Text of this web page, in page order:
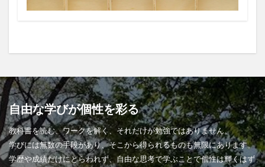
自由な学びが個性を彩る
教科書を読む、ワークを解く、それだけが勉強ではありません。
学びには無数の手段があり、そこから得られるものも無限にあります。
学歴や成績だけにとらわれず、自由な思考で学ぶことで個性は輝くはず